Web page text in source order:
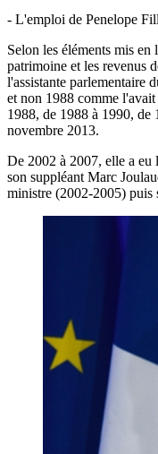
- L'emploi de Penelope
Selon les éléments mis
patrimoine et les revenus
l'assistante parlementaire
et non 1988 comme
1988, de 1988 à 1990, de
novembre 2013.
De 2002 à 2007, elle a eu
son suppléant Marc
ministre (2002-2005) puis